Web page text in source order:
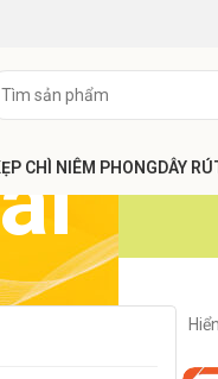
CHÌ NIÊM PHONGDÂY